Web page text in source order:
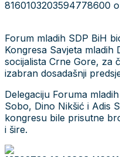
Forum mladih SDP BiH
Kongresa Savjeta mladih
socijalista Crne Gore, za
izabran dosadašnji
Delegaciju Foruma
Sobo, Dino Nikšić i Adis
kongresu bile prisutne
i šire.